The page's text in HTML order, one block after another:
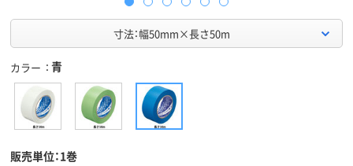
寸法：幅50mm×長さ50m
カラー 青
販売単位：1巻